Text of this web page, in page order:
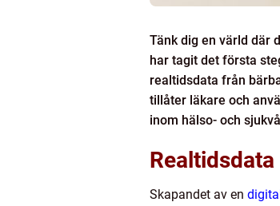
Tänk dig en värld där
har tagit det första
realtidsdata från
tillåter läkare och
inom hälso- och
Skapandet av en